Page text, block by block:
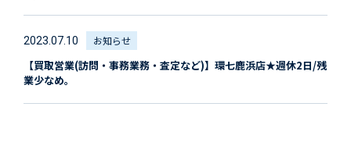
2023.07.10 お知らせ
【買取営業(訪問・事務業務・査定など)】環七鹿浜店★週休2日/残
業少なめ。